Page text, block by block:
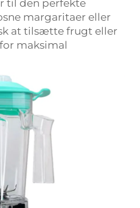
til den perfekte
margaritaer eller
at tilsætte frugt eller
maksimal